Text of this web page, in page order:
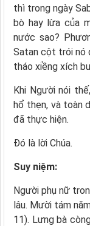
thì trong ngày
bò hay lừa của
nước sao?
Satan cột trói nó
tháo xiềng xích
Khi Người nói
hổ thẹn, và toàn
đã thực hiện.
Ðó là lời Chúa.
Suy niệm:
Người phụ nữ
lâu. Mười tám
11). Lưng bà